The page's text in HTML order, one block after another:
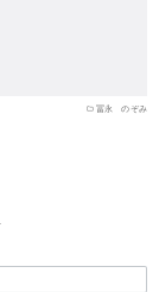
冨永 のぞみ